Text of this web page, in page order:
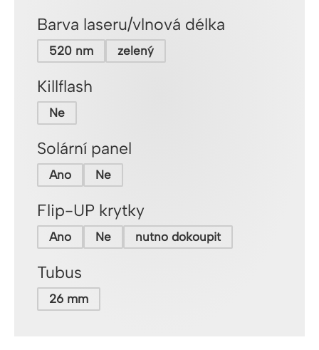
Barva laseru/vlnová délka
520 nm zelený
Killflash
Ne
Solární panel
Ano Ne
Flip-UP krytky
Ano Ne nutno dokoupit
Tubus
26 mm